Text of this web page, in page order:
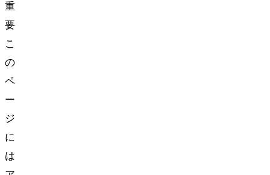
重
要:
こ
の
ペ
ー
ジ
に
は